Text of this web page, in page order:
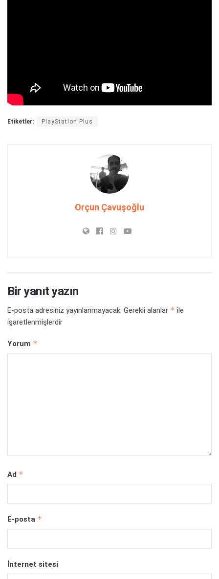
Etiketler: PlayStation Plus
Orçun Çavuşoğlu
Bir yanıt yazın
E-posta adresiniz yayınlanmayacak. Gerekli alanlar * ile
işaretlenmişlerdir
Yorum *
Ad *
E-posta *
İnternet sitesi